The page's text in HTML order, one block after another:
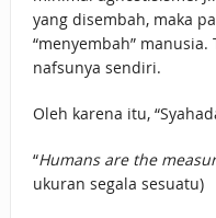
yang disembah, maka
“menyembah”
nafsunya sendiri.
Oleh karena itu,
“Humans are the
ukuran segala sesuatu)